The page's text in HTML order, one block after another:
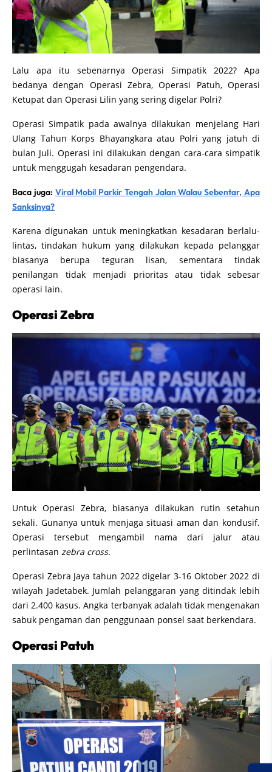
Lalu apa itu sebenarnya Operasi Simpatik 2022? Apa
bedanya dengan Operasi Zebra, Operasi Patuh, Operasi
Ketupat dan Operasi Lilin yang sering digelar Polri?
Operasi Simpatik pada awalnya dilakukan menjelang Hari
Ulang Tahun Korps Bhayangkara atau Polri yang jatuh di
bulan Juli. Operasi ini dilakukan dengan cara-cara simpatik
untuk menggugah kesadaran pengendara.
Baca juga: Viral Mobil Parkir Tengah Jalan Walau Sebentar, Apa
Sanksinya?
Karena digunakan untuk meningkatkan kesadaran berlalu-
lintas, tindakan hukum yang dilakukan kepada pelanggar
biasanya berupa teguran lisan, sementara tindak
penilangan tidak menjadi prioritas atau tidak sebesar
operasi lain.
Operasi Zebra
Untuk Operasi Zebra, biasanya dilakukan rutin setahun
sekali. Gunanya untuk menjaga situasi aman dan kondusif.
Operasi tersebut mengambil nama dari jalur atau
perlintasan zebra cross.
Operasi Zebra Jaya tahun 2022 digelar 3-16 Oktober 2022 di
wilayah Jadetabek. Jumlah pelanggaran yang ditindak lebih
dari 2.400 kasus. Angka terbanyak adalah tidak mengenakan
sabuk pengaman dan penggunaan ponsel saat berkendara.
Operasi Patuh